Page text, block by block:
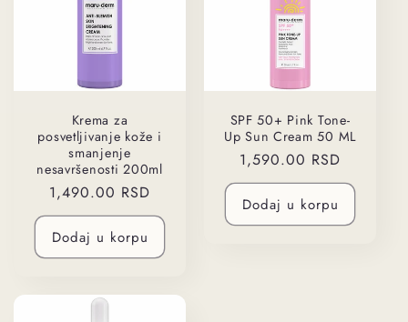
Krema za
posvetljivanje kože i
smanjenje
nesavršenosti 200ml
Regularna
cena
1,490.00 RSD
Dodaj u korpu
SPF 50+ Pink Tone-
Up Sun Cream 50 ML
Regularna
cena
1,590.00 RSD
Dodaj u korpu